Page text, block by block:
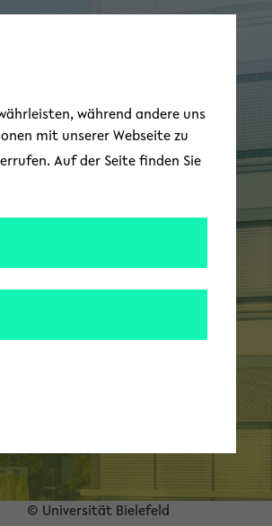
© Universität Bielefeld
während andere uns
mit unserer Webseite zu
Auf der Seite finden Sie